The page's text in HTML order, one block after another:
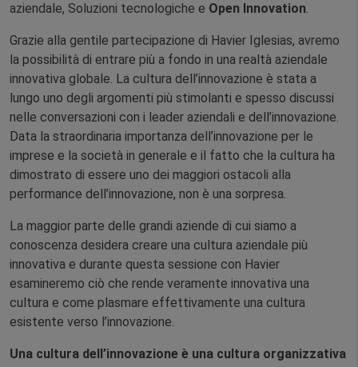
aziendale, Soluzioni tecnologiche e Open Innovation.
Grazie alla gentile partecipazione di Havier Iglesias, avremo
la possibilità di entrare più a fondo in una realtà aziendale
innovativa globale. La cultura dell’innovazione è stata a
lungo uno degli argomenti più stimolanti e spesso discussi
nelle conversazioni con i leader aziendali e dell’innovazione.
Data la straordinaria importanza dell’innovazione per le
imprese e la società in generale e il fatto che la cultura ha
dimostrato di essere uno dei maggiori ostacoli alla
performance dell’innovazione, non è una sorpresa.
La maggior parte delle grandi aziende di cui siamo a
conoscenza desidera creare una cultura aziendale più
innovativa e durante questa sessione con Havier
esamineremo ciò che rende veramente innovativa una
cultura e come plasmare effettivamente una cultura
esistente verso l’innovazione.
Una cultura dell’innovazione è una cultura organizzativa